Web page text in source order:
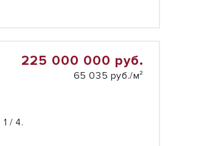
225 000 000 руб.
65 035 руб./м²
1 / 4.